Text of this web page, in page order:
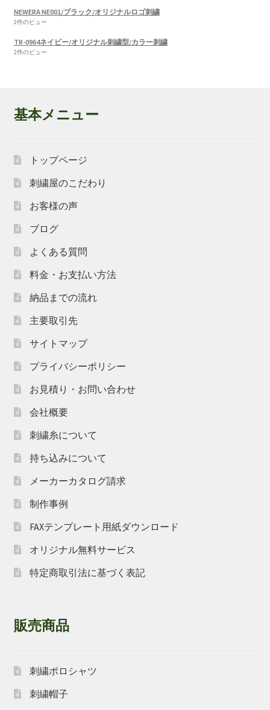
NEWERA NE001/ブラック/オリジナルロゴ刺繍
2件のビュー
TR-0964ネイビー/オリジナル刺繍型/カラー刺繍
2件のビュー
基本メニュー
トップページ
刺繍屋のこだわり
お客様の声
ブログ
よくある質問
料金・お支払い方法
納品までの流れ
主要取引先
サイトマップ
プライバシーポリシー
お見積り・お問い合わせ
会社概要
刺繍糸について
持ち込みについて
メーカーカタログ請求
制作事例
FAXテンプレート用紙ダウンロード
オリジナル無料サービス
特定商取引法に基づく表記
販売商品
刺繍ポロシャツ
刺繍帽子